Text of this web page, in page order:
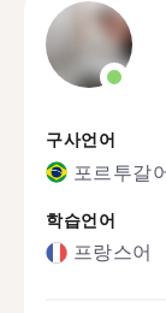
구사언어
포르투갈
학습언어
프랑스어